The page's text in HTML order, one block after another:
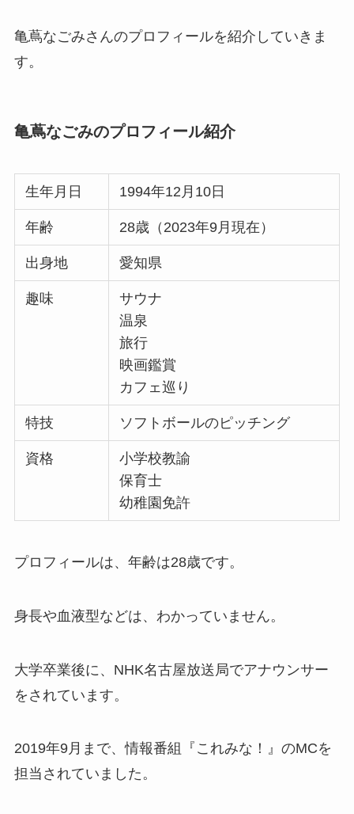
亀蔦なごみさんのプロフィールを紹介していきま
す。
亀蔦なごみのプロフィール紹介
生年月日 1994年12月10日
年齢 28歳（2023年9月現在）
出身地 愛知県
趣味
サウナ
温泉
旅行
映画鑑賞
カフェ巡り
特技 ソフトボールのピッチング
資格
小学校教諭
保育士
幼稚園免許
プロフィールは、年齢は28歳です。
身長や血液型などは、わかっていません。
大学卒業後に、NHK名古屋放送局でアナウンサー
をされています。
2019年9月まで、情報番組『これみな！』のMCを
担当されていました。